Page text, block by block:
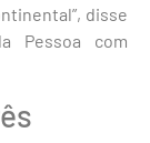
disse
Pessoa com